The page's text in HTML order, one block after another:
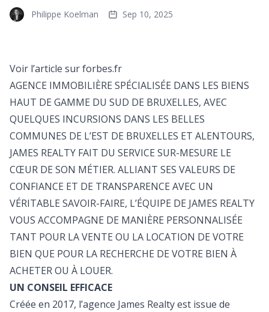
Philippe Koelman Sep 10, 2025
Voir l’article sur forbes.fr
AGENCE IMMOBILIÈRE SPÉCIALISÉE DANS LES BIENS
HAUT DE GAMME DU SUD DE BRUXELLES, AVEC
QUELQUES INCURSIONS DANS LES BELLES
COMMUNES DE L’EST DE BRUXELLES ET ALENTOURS,
JAMES REALTY FAIT DU SERVICE SUR-MESURE LE
CŒUR DE SON MÉTIER. ALLIANT SES VALEURS DE
CONFIANCE ET DE TRANSPARENCE AVEC UN
VÉRITABLE SAVOIR-FAIRE, L’ÉQUIPE DE JAMES REALTY
VOUS ACCOMPAGNE DE MANIÈRE PERSONNALISÉE
TANT POUR LA VENTE OU LA LOCATION DE VOTRE
BIEN QUE POUR LA RECHERCHE DE VOTRE BIEN À
ACHETER OU À LOUER.
UN CONSEIL EFFICACE
Créée en 2017, l’agence James Realty est issue de